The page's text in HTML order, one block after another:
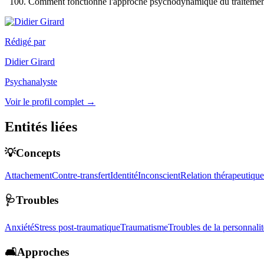
Rédigé par
Didier Girard
Psychanalyste
Voir le profil complet →
Entités liées
💡Concepts
AttachementContre-transfertIdentitéInconscientRelation thérapeutique
🩺Troubles
AnxiétéStress post-traumatiqueTraumatismeTroubles de la
🛋️Approches